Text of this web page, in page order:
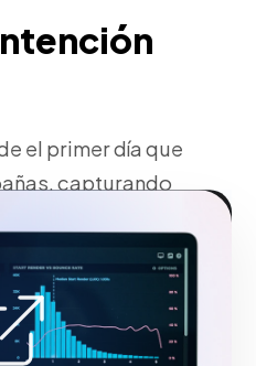
el primer día que
capturando
ciudad o país.
cuenta y palabras clave